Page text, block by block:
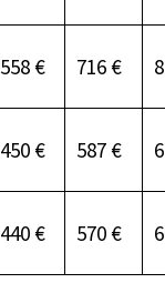
558 € 716 €
450 € 587 €
440 € 570 €